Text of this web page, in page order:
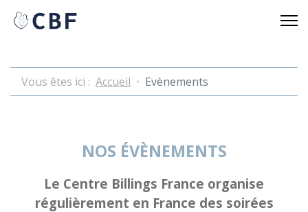
Vous êtes ici : Accueil Evènements
NOS ÉVÈNEMENTS
Le Centre Billings France organise
régulièrement en France des soirées